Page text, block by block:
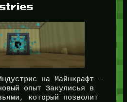
на Майнкрафт —
опыт Закулисья в
который позволит